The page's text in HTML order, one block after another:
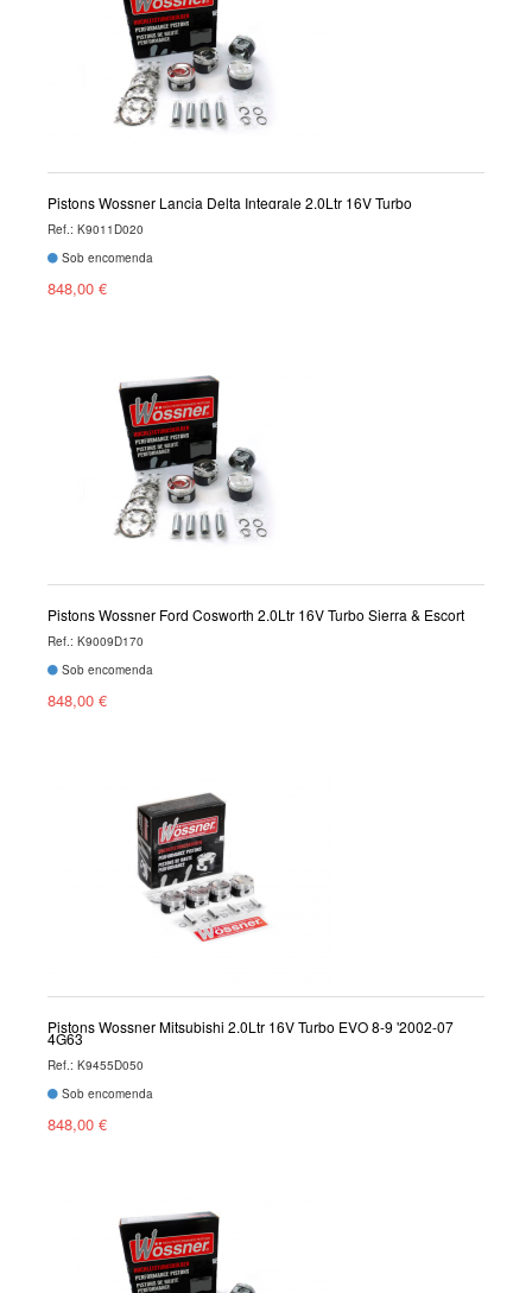
Pistons Wossner Lancia Delta Integrale 2.0Ltr 16V Turbo
Ref.: K9011D020
Sob encomenda
848,00 €
Pistons Wossner Ford Cosworth 2.0Ltr 16V Turbo Sierra & Escort
Ref.: K9009D170
Sob encomenda
848,00 €
Pistons Wossner Mitsubishi 2.0Ltr 16V Turbo EVO 8-9 '2002-07
4G63
Ref.: K9455D050
Sob encomenda
848,00 €